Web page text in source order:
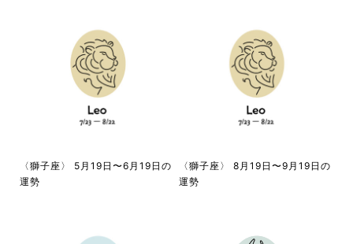
〈獅子座〉 5月19日〜6月19日の
運勢
〈獅子座〉 8月19日〜9月19日の
運勢